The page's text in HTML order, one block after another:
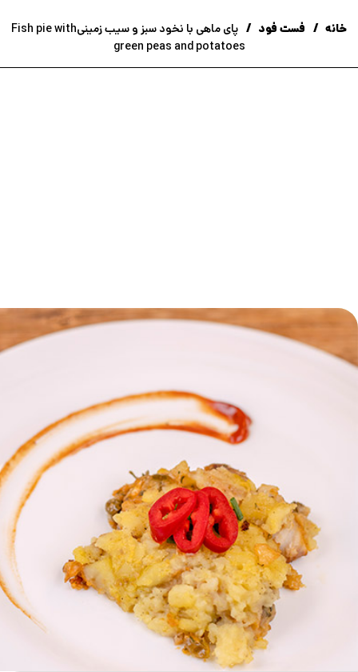
خانه فست فود
پای ماهی با نخود سبز و سیب زمینیFish pie with
green peas and potatoes